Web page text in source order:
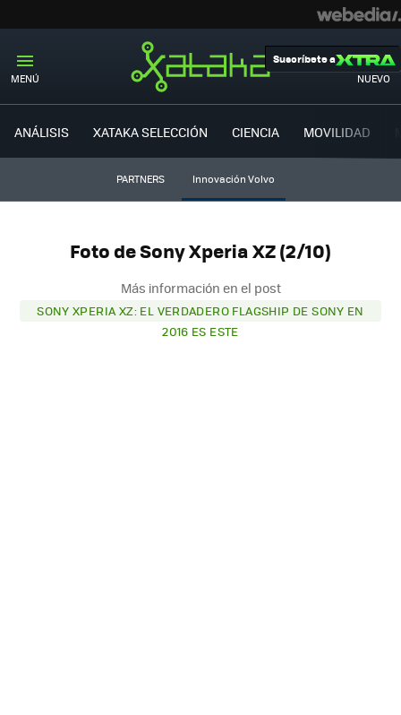
MENÚ NUEVO
Suscríbete a
ANÁLISIS XATAKA SELECCIÓN CIENCIA MOVILIDAD
PARTNERS Innovación Volvo
Foto de Sony Xperia XZ (2/10)
Más información en el post
SONY XPERIA XZ: EL VERDADERO FLAGSHIP DE SONY EN
2016 ES ESTE